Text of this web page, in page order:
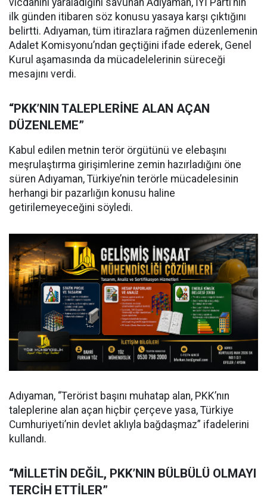
vicdanını yaraladığını savunan Adıyaman, İYİ Parti’nin
ilk günden itibaren söz konusu yasaya karşı çıktığını
belirtti. Adıyaman, tüm itirazlara rağmen düzenlemenin
Adalet Komisyonu’ndan geçtiğini ifade ederek, Genel
Kurul aşamasında da mücadelelerinin süreceği
mesajını verdi.
“PKK’NIN TALEPLERİNE ALAN AÇAN
DÜZENLEME”
Kabul edilen metnin terör örgütünü ve elebaşını
meşrulaştırma girişimlerine zemin hazırladığını öne
süren Adıyaman, Türkiye’nin terörle mücadelesinin
herhangi bir pazarlığın konusu haline
getirilemeyeceğini söyledi.
Adıyaman, “Terörist başını muhatap alan, PKK’nın
taleplerine alan açan hiçbir çerçeve yasa, Türkiye
Cumhuriyeti’nin devlet aklıyla bağdaşmaz” ifadelerini
kullandı.
“MİLLETİN DEĞİL, PKK’NIN BÜLBÜLÜ OLMAYI
TERCİH ETTİLER”